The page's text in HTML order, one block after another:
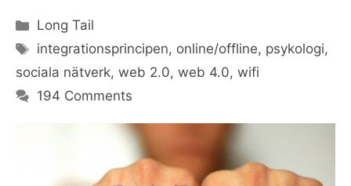
Categories
Long Tail
Tags
integrationsprincipen, online/offline, psykologi,
sociala nätverk, web 2.0, web 4.0, wifi
194 Comments